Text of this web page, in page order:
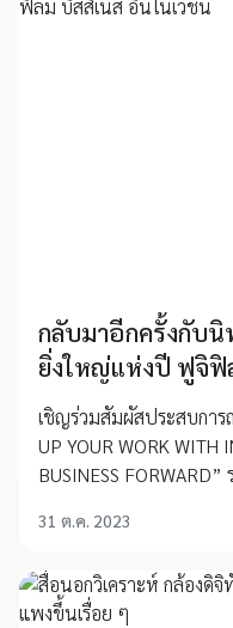
กลับมาอีกครั้งกับนิ
ยิ่งใหญ่แห่งปี ฟูจิฟิ
เชิญร่วมสัมผัสประสบกา
UP YOUR WORK WITH
BUSINESS
31 ต.ค. 2023